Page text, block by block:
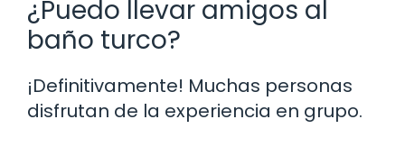
¿Puedo llevar amigos al
baño turco?
¡Definitivamente! Muchas personas
disfrutan de la experiencia en grupo.